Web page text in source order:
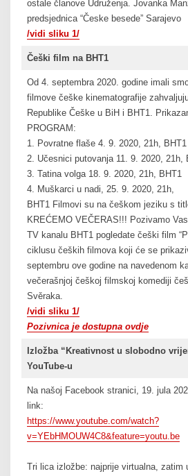
ostale članove Udruženja. Jovanka
predsjednica “Česke besede” Sarajevo
/vidi sliku 1/
Češki film na BHT1
Od 4. septembra 2020. godine imali
filmove češke kinematografije
Republike Češke u BiH i BHT1.
PROGRAM:
1. Povratne flaše 4. 9. 2020, 21h, BHT1
2. Učesnici putovanja 11. 9. 2020, 21h,
3. Tatina volga 18. 9. 2020, 21h, BHT1
4. Muškarci u nadi, 25. 9. 2020, 21h,
BHT1 Filmovi su na češkom jeziku s
KREĆEMO VEČERAS!!! Pozivamo
TV kanalu BHT1 pogledate češki film
ciklusu čeških filmova koji će se
septembru ove godine na navedenom
večerašnjoj češkoj filmskoj komediji
Svěraka.
/vidi sliku 1/
Pozivnica je dostupna ovdje
Izložba “Kreativnost u slobodno
YouTube-u
Na našoj Facebook stranici, 19. jula
link:
https://www.youtube.com/watch?
v=YEbHMOUW4C8&feature=youtu.be
Tri lica izložbe: najprije virtualna, zatim